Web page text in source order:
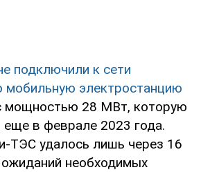
подключили к сети
мобильную электростанцию
мощностью 28 МВт, которую
в феврале 2023 года.
ТЭС удалось лишь через 16
необходимых